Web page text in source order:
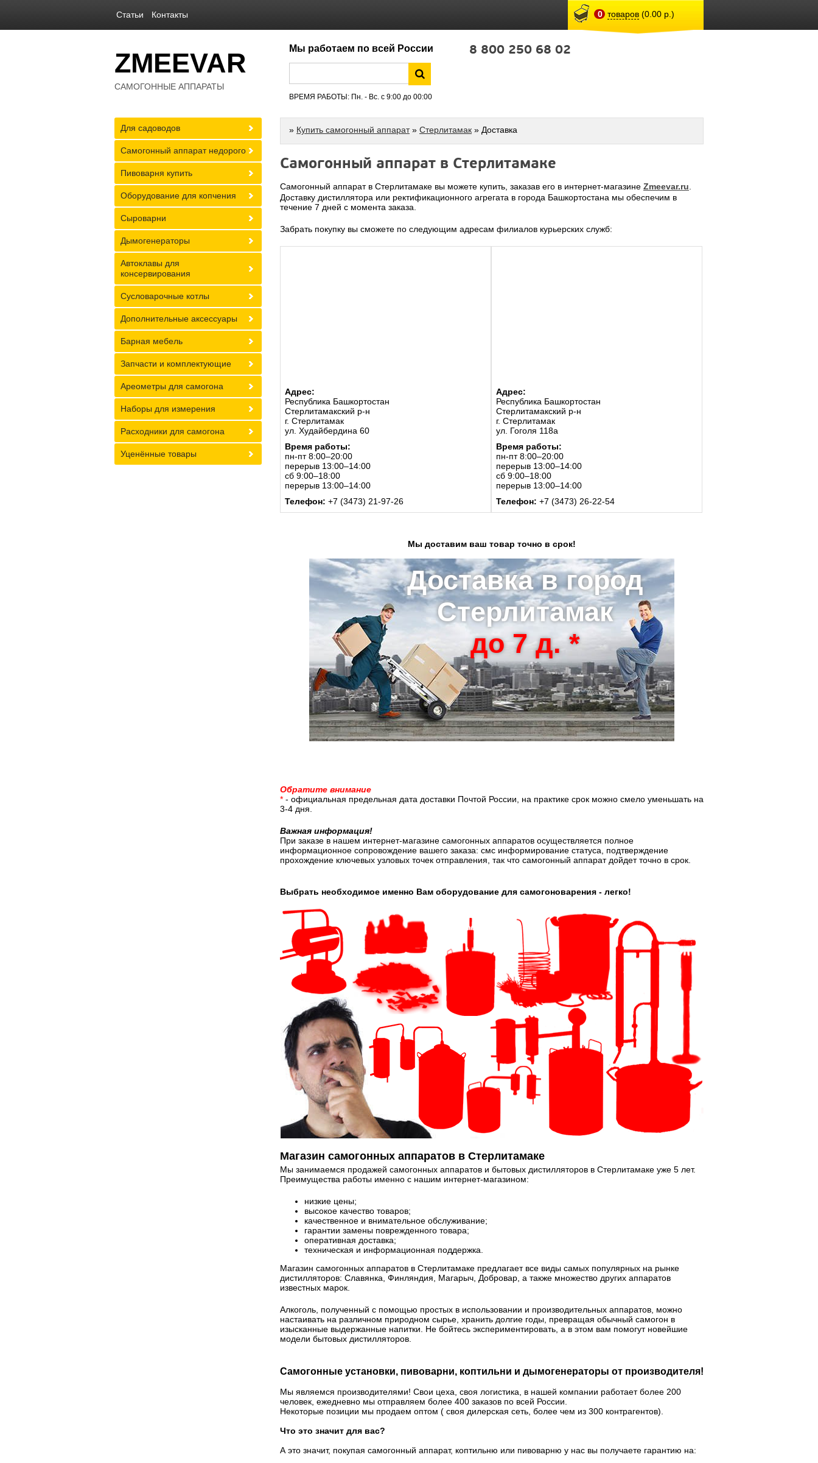
Статьи Контакты 0 товаров(0.00 р.)
ZMEEVAR
САМОГОННЫЕ АППАРАТЫ
Мы работаем по всей России
ВРЕМЯ РАБОТЫ: Пн. - Вс. с 9:00 до 00:00
8 800 250 68 02
» Купить самогонный аппарат» Стерлитамак » Доставка
Самогонный аппарат в Стерлитамаке
Самогонный аппарат в Стерлитамаке вы можете купить, заказав его в интернет-магазине Zmeevar.ru
Доставку дистиллятора или ректификационного агрегата в города Башкортостана мы обеспечим в
течение 7 дней с момента заказа.
Забрать покупку вы сможете по следующим адресам филиалов курьерских служб:
Адрес:
Республика Башкортостан
Стерлитамакский р-н
г. Стерлитамак
ул. Худайбердина 60
Время работы:
пн-пт 8:00–20:00
перерыв 13:00–14:00
сб 9:00–18:00
перерыв 13:00–14:00
Телефон: +7 (3473) 21-97-26
Адрес:
Республика Башкортостан
Стерлитамакский р-н
г. Стерлитамак
ул. Гоголя 118а
Время работы:
пн-пт 8:00–20:00
перерыв 13:00–14:00
сб 9:00–18:00
перерыв 13:00–14:00
Телефон: +7 (3473) 26-22-54
Мы доставим ваш товар точно в срок!
Доставка в город
Стерлитамак
до 7 д. *
Обратите внимание
* - официальная предельная дата доставки Почтой России, на практике срок можно смело уменьшать на
3-4 дня.
Важная информация!
При заказе в нашем интернет-магазине самогонных аппаратов осуществляется полное
информационное сопровождение вашего заказа: смс информирование статуса, подтверждение
прохождение ключевых узловых точек отправления, так что самогонный аппарат дойдет точно в срок.
Выбрать необходимое именно Вам оборудование для самогоноварения - легко!
Магазин самогонных аппаратов в Стерлитамаке
Мы занимаемся продажей самогонных аппаратов и бытовых дистилляторов в Стерлитамаке уже 5 лет.
Преимущества работы именно с нашим интернет-магазином:
низкие цены;
высокое качество товаров;
качественное и внимательное обслуживание;
гарантии замены поврежденного товара;
оперативная доставка;
техническая и информационная поддержка.
Магазин самогонных аппаратов в Стерлитамаке предлагает все виды самых популярных на рынке
дистилляторов: Славянка, Финляндия, Магарыч, Добровар, а также множество других аппаратов
известных марок.
Алкоголь, полученный с помощью простых в использовании и производительных аппаратов, можно
настаивать на различном природном сырье, хранить долгие годы, превращая обычный самогон в
изысканные выдержанные напитки. Не бойтесь экспериментировать, а в этом вам помогут новейшие
модели бытовых дистилляторов.
Самогонные установки, пивоварни, коптильни и дымогенераторы от производителя!
Мы являемся производителями! Свои цеха, своя логистика, в нашей компании работает более 200
человек, ежедневно мы отправляем более 400 заказов по всей России.
Некоторые позиции мы продаем оптом ( своя дилерская сеть, более чем из 300 контрагентов).
Что это значит для вас?
А это значит, покупая самогонный аппарат, коптильню или пивоварню у нас вы получаете гарантию на:
Для садоводов
Самогонный аппарат недорого
Пивоварня купить
Оборудование для копчения
Сыроварни
Дымогенераторы
Автоклавы для
консервирования
Сусловарочные котлы
Дополнительные аксессуары
Барная мебель
Запчасти и комплектующие
Ареометры для самогона
Наборы для измерения
Расходники для самогона
Уценённые товары